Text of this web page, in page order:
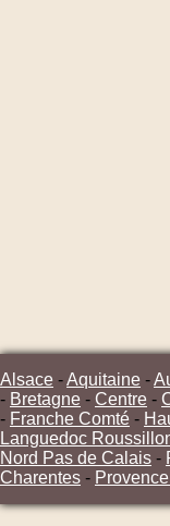
Alsace -Aquitaine -
- Bretagne - Centre -
- Franche Comté -
Languedoc
Nord Pas de Calais -
Charentes -